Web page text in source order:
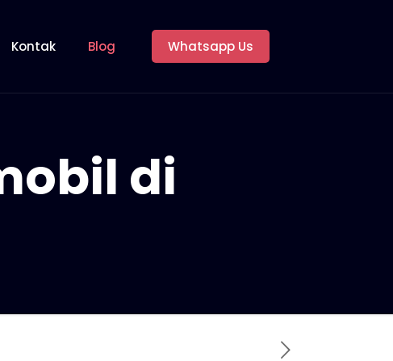
Kontak Blog Whatsapp Us
di